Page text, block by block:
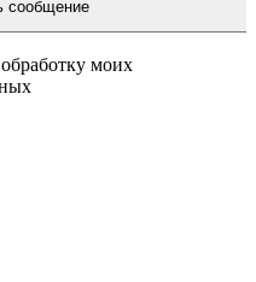
сообщение
моих